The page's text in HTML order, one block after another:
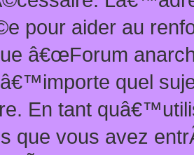
pour aider au
â€œForum
quel
En tant
que vous avez